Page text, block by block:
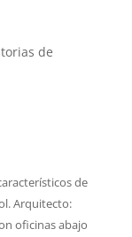
de
de
Arquitecto:
oficinas abajo